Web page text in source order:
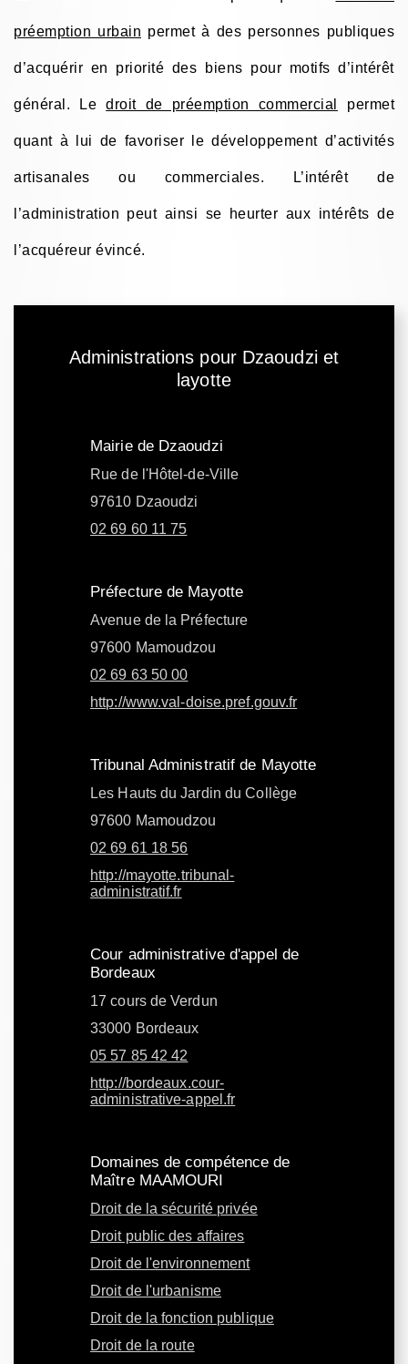
préemption urbain permet à des personnes publiques
d’acquérir en priorité des biens pour motifs d’intérêt
général. Ledroit de préemption commercial permet
quant à lui de favoriser le développement d’activités
artisanales ou commerciales. L’intérêt de
l’administration peut ainsi se heurter aux intérêts de
l’acquéreur évincé.
Administrations pour Dzaoudzi et
layotte
Mairie de Dzaoudzi
Rue de l'Hôtel-de-Ville
97610 Dzaoudzi
02 69 60 11 75
Préfecture de Mayotte
Avenue de la Préfecture
97600 Mamoudzou
02 69 63 50 00
http://www.val-doise.pref.gouv.fr
Tribunal Administratif de Mayotte
Les Hauts du Jardin du Collège
97600 Mamoudzou
02 69 61 18 56
http://mayotte.tribunal-
administratif.fr
Cour administrative d'appel de
Bordeaux
17 cours de Verdun
33000 Bordeaux
05 57 85 42 42
http://bordeaux.cour-
administrative-appel.fr
Domaines de compétence de
Maître MAAMOURI
Droit de la sécurité privée
Droit public des affaires
Droit de l'environnement
Droit de l'urbanisme
Droit de la fonction publique
Droit de la route